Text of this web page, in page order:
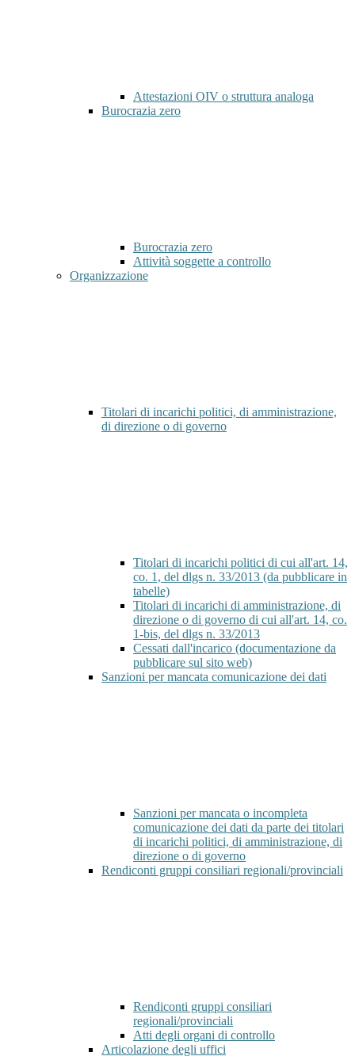
Attestazioni OIV o struttura analoga
Burocrazia zero
Burocrazia zero
Attività soggette a controllo
Organizzazione
Titolari di incarichi politici, di amministrazione,
di direzione o di governo
Titolari di incarichi politici di cui all'art. 14,
co. 1, del dlgs n. 33/2013 (da pubblicare in
tabelle)
Titolari di incarichi di amministrazione, di
direzione o di governo di cui all'art. 14, co.
1-bis, del dlgs n. 33/2013
Cessati dall'incarico (documentazione da
pubblicare sul sito web)
Sanzioni per mancata comunicazione dei dati
Sanzioni per mancata o incompleta
comunicazione dei dati da parte dei titolari
di incarichi politici, di amministrazione, di
direzione o di governo
Rendiconti gruppi consiliari regionali/provinciali
Rendiconti gruppi consiliari
regionali/provinciali
Atti degli organi di controllo
Articolazione degli uffici